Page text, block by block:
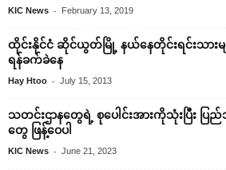
KIC News - February 13, 2019
ထိုင်းနိုင်ငံ ဆိုင်ယွတ်မြို့ နယ်‌နေတိုင်းရင်းသားမျ
ရန်ခက်ခဲ‌နေ
Hay Htoo - July 15, 2013
သတင်းဌာနတွေရဲ့ စုပေါင်းအားကိုသုံးပြီး ပ
တွေ ဖြန့်ဝေပါ
KIC News - June 21, 2023